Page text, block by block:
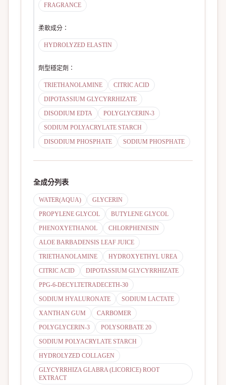
FRAGRANCE
柔軟成分 ：
HYDROLYZED ELASTIN
劑型穩定劑 ：
TRIETHANOLAMINE
CITRIC ACID
DIPOTASSIUM GLYCYRRHIZATE
DISODIUM EDTA
POLYGLYCERIN-3
SODIUM POLYACRYLATE STARCH
DISODIUM PHOSPHATE
SODIUM PHOSPHATE
全成分列表
WATER(AQUA)
GLYCERIN
PROPYLENE GLYCOL
BUTYLENE GLYCOL
PHENOXYETHANOL
CHLORPHENESIN
ALOE BARBADENSIS LEAF JUICE
TRIETHANOLAMINE
HYDROXYETHYL UREA
CITRIC ACID
DIPOTASSIUM GLYCYRRHIZATE
PPG-6-DECYLTETRADECETH-30
SODIUM HYALURONATE
SODIUM LACTATE
XANTHAN GUM
CARBOMER
POLYGLYCERIN-3
POLYSORBATE 20
SODIUM POLYACRYLATE STARCH
HYDROLYZED COLLAGEN
GLYCYRRHIZA GLABRA (LICORICE) ROOT
EXTRACT